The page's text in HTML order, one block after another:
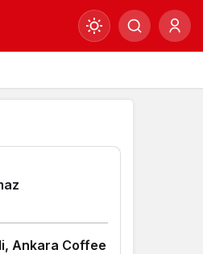
Mod
değiştir
Ankara Coffee